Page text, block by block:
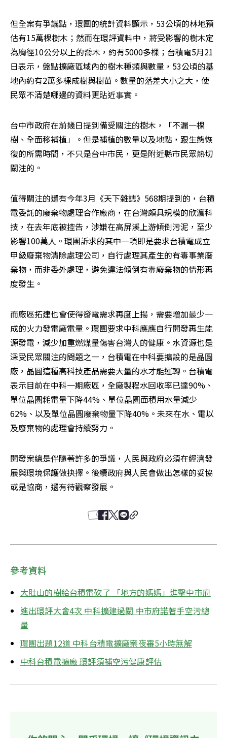
但全案有爭議點，環團的統計資料顯示，53公頃的林地預
估有15萬棵樹木；然而在環評資料中，將受影響的樹木定
為胸徑10公分以上的喬木，約有5000多棵；台積電5月21
日表示，盤點擴廠區域內的樹木種類與數量，53公頃的基
地內約有2萬多棵成樹與樹苗。數量的落差大小之大，使
民眾不清楚哪邊的資料更貼近事實。
台中市政府在前幾日提到備受關注的樹木，「不漏一棵
樹、全面移補植」。但是補植的數量以及地點，跟生態恢
復的所需時間，不只是台中市民，更是附近縣市民眾熱切
關注的。
值得關注的還有今年3月《天下雜誌》568期提到的，台積
電委託的廢棄物處理合作廠商，在台灣頗具規模的欣瀛科
技，在去年底被控告，涉嫌在高屏溪上游傾倒污泥，至少
影響100萬人。環團訴求的其中一項即是要求台積電成立
甲級廢棄物清除處理公司，自行處理其產生的有毒事業廢
棄物，而非委外處理，避免違法傾倒有毒廢棄物的情形再
度發生。
而廠區拓建也會使得發電需求再度上揚，需要增加最少一
成的火力發電廠電量。環團要求中科應應自行開發再生能
源發電，減少加重燃煤量傷害台灣人的健康。水資源也是
深受民眾關注的問題之一，台積電在中科要擴設的是晶圓
廠，晶圓這種高科技產品需要大量的水才能運轉。台積電
表示目前在中科一期廠區，全廠製程水回收率已達90%、
單位晶圓耗電量下降44%、單位晶圓面積用水量減少
62%、以及單位晶圓廢棄物量下降40%。未來在水、電以
及廢棄物的處理會持續努力。
開發案總是伴隨著許多的爭議，人民與政府必須在經濟發
展與環境保護做抉擇。後續政府與人民會做出怎樣的妥協
或是協商，還有待觀察發展。
參考資料
大肚山的樹給台積電砍了 「地方的媽媽」進擊中市府
進出環評大會4次 中科擴建過關 中市府諾著手空污總
量
環團出題12道 中科台積電擴廠案夜審5小時無解
中科台積電擴廠 環評須補空污健康評估